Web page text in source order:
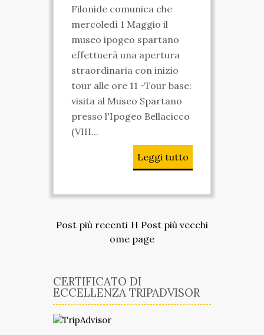
Filonide comunica che
mercoledì 1 Maggio il
museo ipogeo spartano
effettuerà una apertura
straordinaria con inizio
tour alle ore 11 -Tour base:
visita al Museo Spartano
presso l'Ipogeo Bellacicco
(VIII...
Leggi tutto
Post più recenti Post più vecchi
H
ome page
CERTIFICATO DI
ECCELLENZA TRIPADVISOR